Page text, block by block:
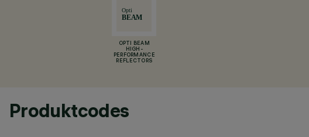
OPTI BEAM
HIGH-
PERFORMANCE
REFLECTORS
Produktcodes